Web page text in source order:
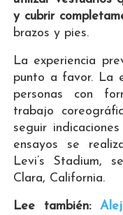
y cubrir
brazos y pies.
La experiencia
punto a favor. La
personas con
trabajo
seguir
ensayos se
Levi’s Stadium,
Clara, California.
Lee también: